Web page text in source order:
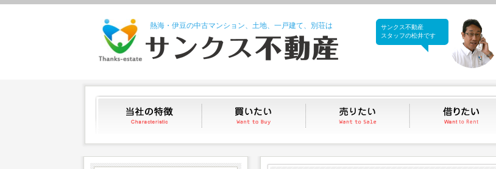
熱海・伊豆の中古マンション、土地、一戸建て、別荘は
サンクス不動産
サンクス不動産
スタッフの松井です
当社の特徴 買いたい 売りたい